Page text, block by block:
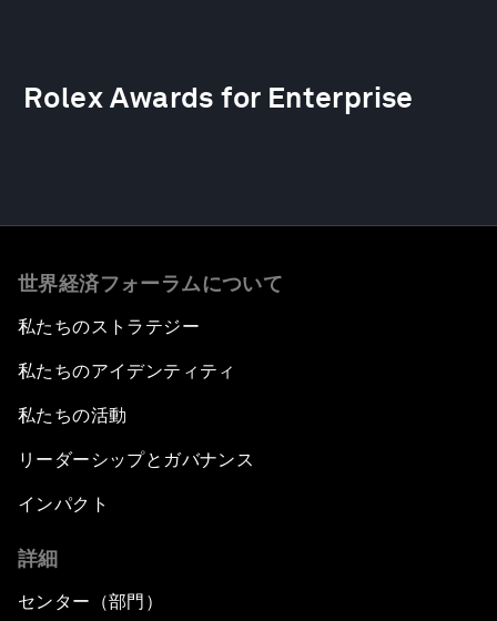
Rolex Awards for Enterprise
世界経済フォーラムについて
私たちのストラテジー
私たちのアイデンティティ
私たちの活動
リーダーシップとガバナンス
インパクト
詳細
センター（部門）